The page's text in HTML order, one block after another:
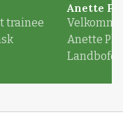
trainee
Anette
Anette